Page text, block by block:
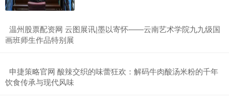
​温州股票配资网 云图展讯|墨以寄怀——云南艺术学院九九级国
画班师生作品特别展
​申捷策略官网 酸辣交织的味蕾狂欢：解码牛肉酸汤米粉的千年
饮食传承与现代风味